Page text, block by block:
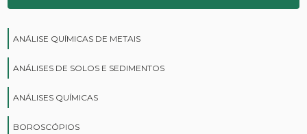
ANÁLISE QUÍMICAS DE METAIS
ANÁLISES DE SOLOS E SEDIMENTOS
ANÁLISES QUÍMICAS
BOROSCÓPIOS